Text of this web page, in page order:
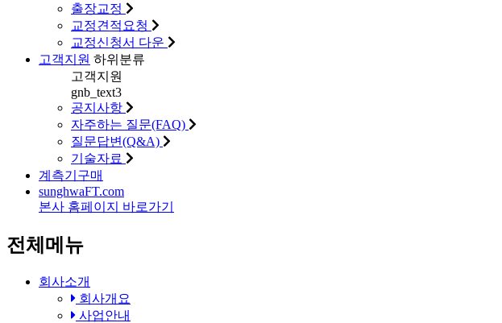
출장교정
교정견적요청
교정신청서 다운
고객지원 하위분류
고객지원
gnb_text3
공지사항
자주하는 질문(FAQ)
질문답변(Q&A)
기술자료
계측기구매
sunghwaFT.com
본사 홈페이지 바로가기
전체메뉴
회사소개
회사개요
사업안내